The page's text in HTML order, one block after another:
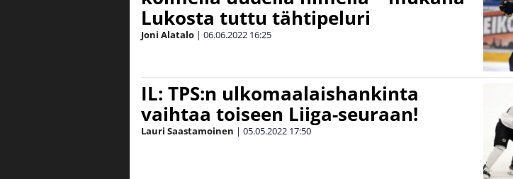
Lukosta tuttu tähtipeluri
Joni Alatalo | 06.06.2022 16:25
IL: TPS:n ulkomaalaishankinta
vaihtaa toiseen Liiga-seuraan!
Lauri Saastamoinen | 05.05.2022 17:50